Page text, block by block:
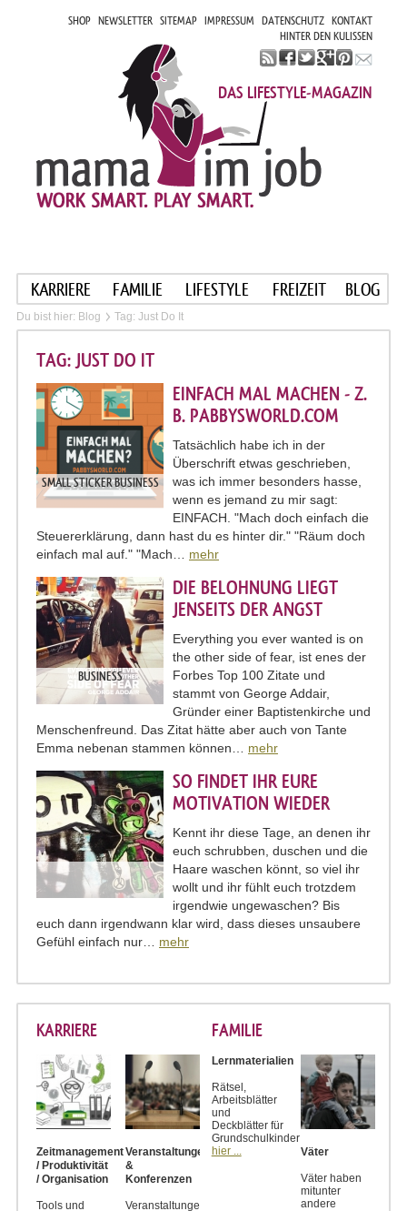
SHOP NEWSLETTER SITEMAP IMPRESSUM DATENSCHUTZ KONTAKT
HINTER DEN KULISSEN
DAS LIFESTYLE-MAGAZIN
KARRIERE FAMILIE LIFESTYLE FREIZEIT BLOG
Du bist hier: Blog Tag: Just Do It
TAG: JUST DO IT
SMALL STICKER BUSINESS
EINFACH MAL MACHEN - Z.
B. PABBYSWORLD.COM
Tatsächlich habe ich in der
Überschrift etwas geschrieben,
was ich immer besonders hasse,
wenn es jemand zu mir sagt:
EINFACH. "Mach doch einfach die
Steuererklärung, dann hast du es hinter dir." "Räum doch
einfach mal auf." "Mach… mehr
BUSINESS
DIE BELOHNUNG LIEGT
JENSEITS DER ANGST
Everything you ever wanted is on
the other side of fear, ist enes der
Forbes Top 100 Zitate und
stammt von George Addair,
Gründer einer Baptistenkirche und
Menschenfreund. Das Zitat hätte aber auch von Tante
Emma nebenan stammen können… mehr
SO FINDET IHR EURE
MOTIVATION WIEDER
Kennt ihr diese Tage, an denen ihr
euch schrubben, duschen und die
Haare waschen könnt, so viel ihr
wollt und ihr fühlt euch trotzdem
irgendwie ungewaschen? Bis
euch dann irgendwann klar wird, dass dieses unsaubere
Gefühl einfach nur… mehr
KARRIERE
Zeitmanagement
/ Produktivität
/ Organisation
Tools und
Veranstaltungen
&
Konferenzen
Veranstaltungen
FAMILIE
Lernmaterialien
Rätsel,
Arbeitsblätter
und
Deckblätter für
Grundschulkinder
hier ...
Väter
Väter haben
mitunter
andere